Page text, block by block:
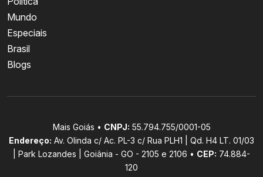
Mundo
Especiais
Brasil
Blogs
Mais Goiás • CNPJ: 55.794.755/0001-05
Endereço: Av. Olinda c/ Ac. PL-3 c/ Rua PLH1 | Qd. H4 LT. 01/03
| Park Lozandes | Goiânia - GO - 2105 e 2106 • CEP: 74.884-
120